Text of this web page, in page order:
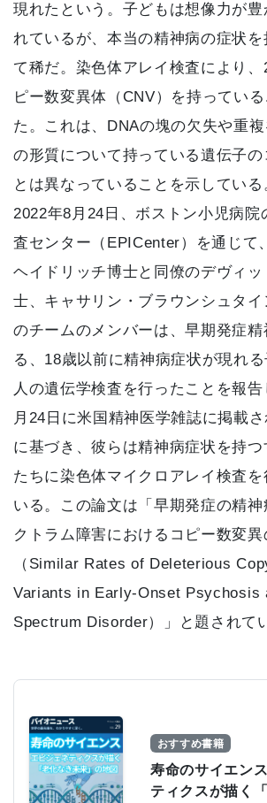
現れたという。子どもは想像力が豊
れているが、本当の精神病の症状
て稀だ。染色体アレイ検査により、
ピー数変異体（CNV）を持ってい
た。これは、DNAの塊の欠失や重
の形質について持っている遺伝子の
とは異なっていることを示している
2022年8月24日、ボストン小児病院
査センター（EPICenter）を通じて
ヘイドリッチ博士と同僚のデヴィ
士、キャサリン・ブラウンシュタ
のチームのメンバーは、早期発症
る、18歳以前に精神病症状が現れ
人の遺伝学検査を行ったことを報
月24日に米国精神医学雑誌に掲載
に基づき、彼らは精神病症状を持
たちに染色体マイクロアレイ検査
いる。この論文は「早期発症の精
クトラム障害におけるコピー数変
（Similar Rates of Deleterious
Variants in Early-Onset Psychosis
Spectrum Disorder）」と題されて
おすすめ書籍
寿命のサイエン
ティクスが描く